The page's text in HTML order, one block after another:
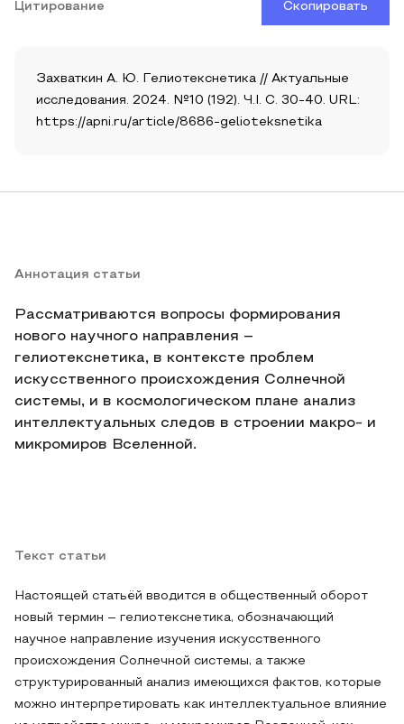
Цитирование Скопировать
Захваткин А. Ю. Гелиотекснетика // Актуальные
исследования. 2024. №10 (192). Ч.I. С. 30-40. URL:
https://apni.ru/article/8686-gelioteksnetika
Аннотация статьи
Рассматриваются вопросы формирования
нового научного направления –
гелиотекснетика, в контексте проблем
искусственного происхождения Солнечной
системы, и в космологическом плане анализ
интеллектуальных следов в строении макро- и
микромиров Вселенной.
Текст статьи
Настоящей статьёй вводится в общественный оборот
новый термин – гелиотекснетика, обозначающий
научное направление изучения искусственного
происхождения Солнечной системы, а также
структурированный анализ имеющихся фактов, которые
можно интерпретировать как интеллектуальное влияние